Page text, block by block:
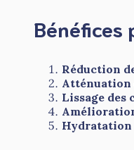
Bénéfices
Réduction
Atténuation
Lissage des
Hydratation